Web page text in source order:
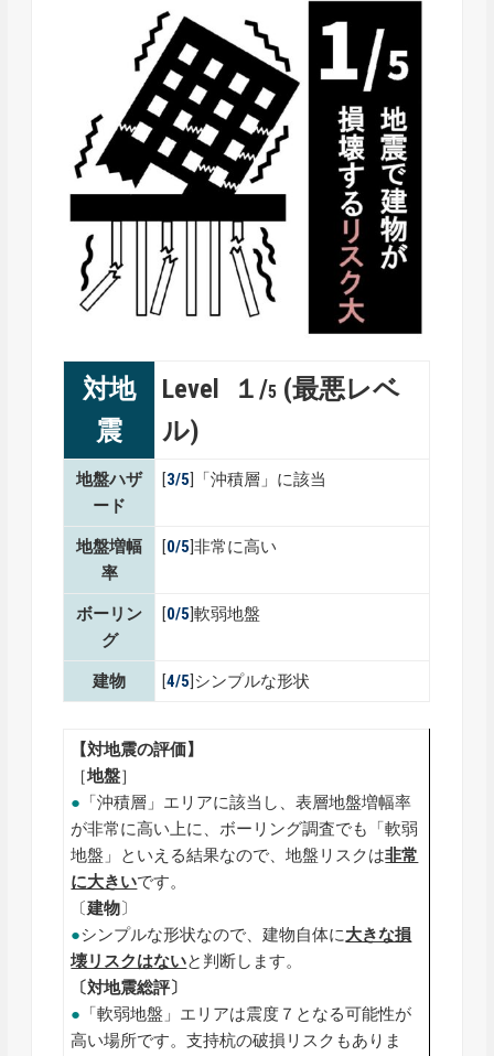
対地
震
Level １/5 (最悪レベ
ル)
地盤ハザ
ード
[3/5]「沖積層」に該当
地盤増幅
率
[0/5]非常に高い
ボーリン
グ
[0/5]軟弱地盤
建物 [4/5]シンプルな形状
【対地震の評価】
［地盤］
● 「沖積層」エリアに該当し、表層地盤増幅率
が非常に高い上に、ボーリング調査でも「軟弱
地盤」といえる結果なので、地盤リスクは非常
に大きいです。
〔建物〕
●シンプルな形状なので、建物自体に大きな損
壊リスクはないと判断します。
〔対地震総評〕
● 「軟弱地盤」エリアは震度７となる可能性が
高い場所です。支持杭の破損リスクもありま